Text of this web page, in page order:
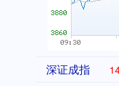
深证成指